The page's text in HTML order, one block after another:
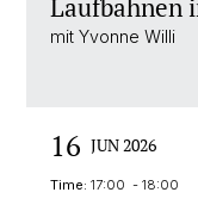
Laufbahnen
mit Yvonne Willi
16 JUN 2026
Time: 17:00 - 18:00